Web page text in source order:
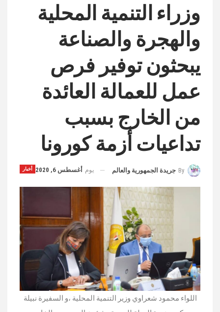
وزراء التنمية المحلية
والهجرة والصناعة
يبحثون توفير فرص
عمل للعمالة العائدة
من الخارج بسبب
تداعيات أزمة كورونا
أخبار By جريدة الجمهورية والعالم يوم أغسطس 6, 2020
اللواء محمود شعراوي وزير التنمية المحلية ،و السفيرة نبيلة